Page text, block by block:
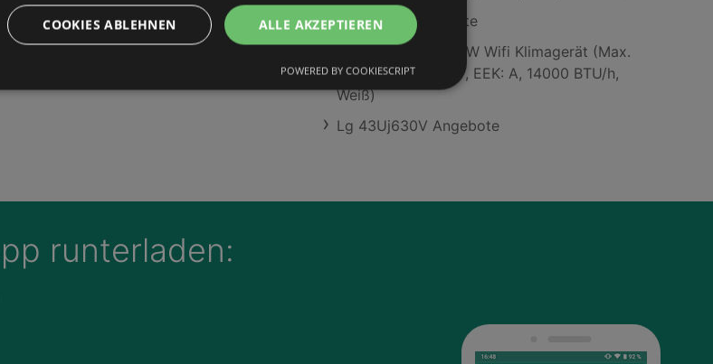
Home, GeForce RTX™ 5060
Lillet Lillet Angebote
Be Cool BC14KL25W Wifi Klimagerät (Max.
Raumgröße: 48 m², EEK: A, 14000 BTU/h,
Weiß)
Lg 43Uj630V Angebote
runterladen:
ALLE AKZEPTIEREN
COOKIES ABLEHNEN
POWERED BY COOKIESCRIPT